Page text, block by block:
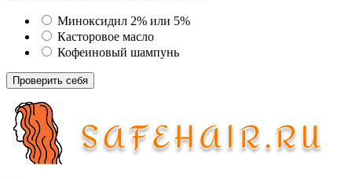
Миноксидил 2% или 5%
Касторовое масло
Кофеиновый шампунь
Проверить себя